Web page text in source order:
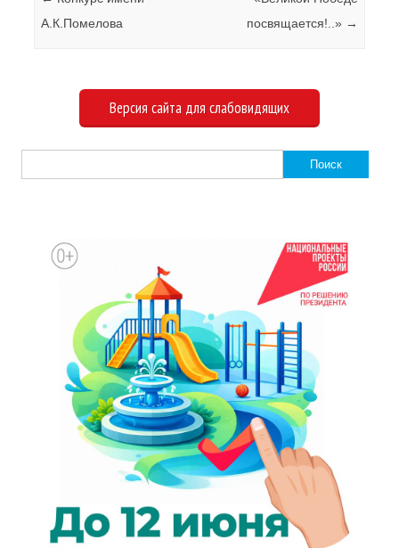
А.К.Помелова
посвящается!..» →
Версия сайта для слабовидящих